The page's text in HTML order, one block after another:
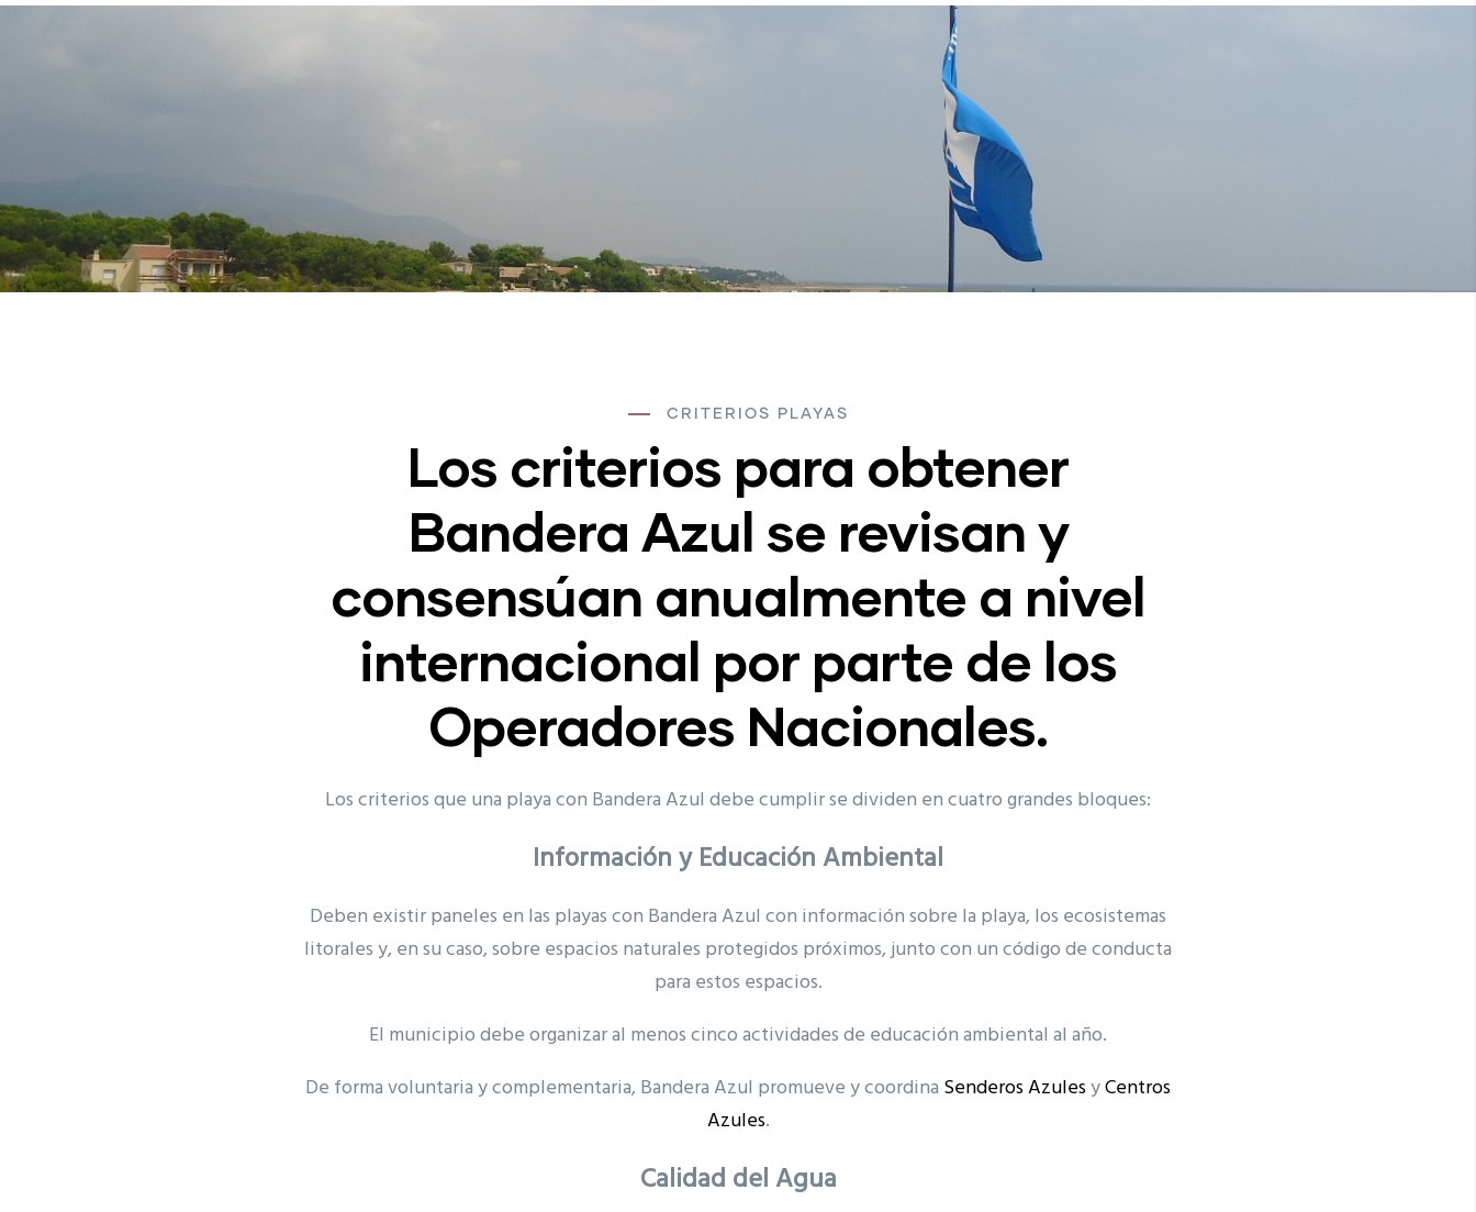
CRITERIOS PLAYAS
Los criterios para obtener
Bandera Azul se revisan y
consensúan anualmente a nivel
internacional por parte de los
Operadores Nacionales.
Los criterios que una playa con Bandera Azul debe cumplir se dividen en cuatro grandes bloques:
Información y Educación Ambiental
Deben existir paneles en las playas con Bandera Azul con información sobre la playa, los ecosistemas
litorales y, en su caso, sobre espacios naturales protegidos próximos, junto con un código de conducta
para estos espacios.
El municipio debe organizar al menos cinco actividades de educación ambiental al año.
De forma voluntaria y complementaria, Bandera Azul promueve y coordina Senderos AzulesyCentros
Azules.
Calidad del Agua